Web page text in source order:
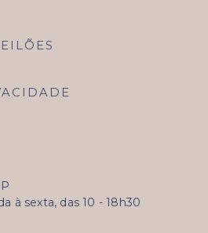
à sexta, das 10 - 18h30